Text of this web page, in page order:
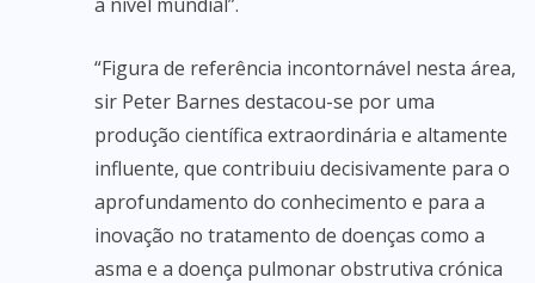
“Figura de referência incontornável nesta área,
sir Peter Barnes destacou-se por uma
produção científica extraordinária e altamente
influente, que contribuiu decisivamente para o
aprofundamento do conhecimento e para a
inovação no tratamento de doenças como a
asma e a doença pulmonar obstrutiva crónica